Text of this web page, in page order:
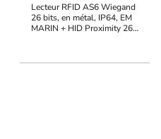
Lecteur RFID AS6 Wiegand
26 bits, en métal, IP64, EM
MARIN + HID Proximity 26-
Ultralight) 13,56 MHz,